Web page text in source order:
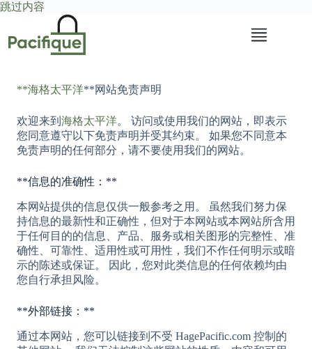
跳过内容
内
容
**海格太平洋**网站免责声明
欢迎来到 海格太平洋。 访问或使用我们的网站，即表示
您同意遵守以下免责声明并受其约束。 如果您不同意本
免责声明的任何部分，请不要使用我们的网站。
**信息的准确性：**
本网站提供的信息仅供一般参考之用。 虽然我们努力保
持信息的最新性和正确性，但对于本网站或本网站所含用
于任何目的的信息、产品、服务或相关图形的完整性、准
确性、可靠性、适用性或可用性，我们不作任何明示或暗
示的陈述或保证。 因此，您对此类信息的任何依赖均由
您自行承担风险。
**外部链接：**
通过本网站，您可以链接到不受 HagePacific.com 控制的